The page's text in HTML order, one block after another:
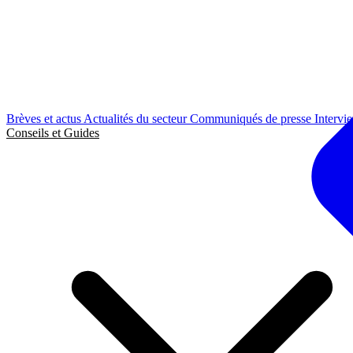
Brèves et actus Actualités du secteurCommuniqués de presse
Conseils et Guides